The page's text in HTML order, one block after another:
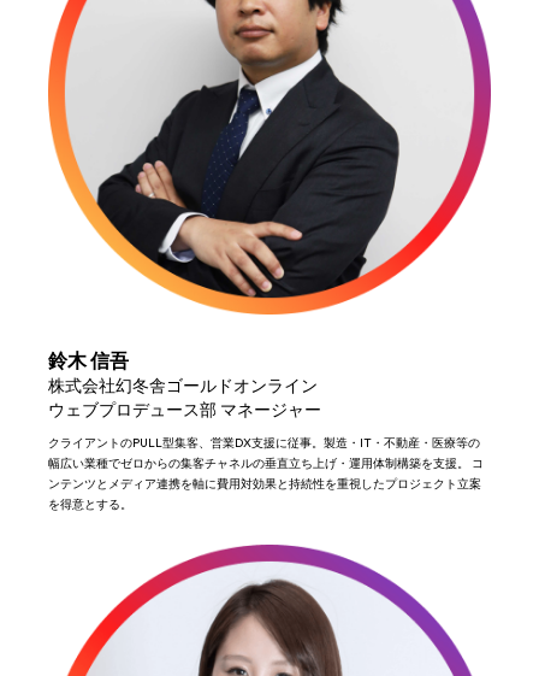
鈴木 信吾
株式会社幻冬舎ゴールドオンライン
ウェブプロデュース部 マネージャー
クライアントのPULL型集客、営業DX支援に従事。製造・IT・不動産・医療等の
幅広い業種でゼロからの集客チャネルの垂直立ち上げ・運用体制構築を支援。 コ
ンテンツとメディア連携を軸に費用対効果と持続性を重視したプロジェクト立案
を得意とする。